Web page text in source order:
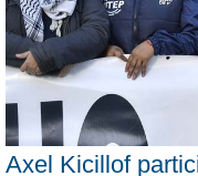
Axel Kicillof